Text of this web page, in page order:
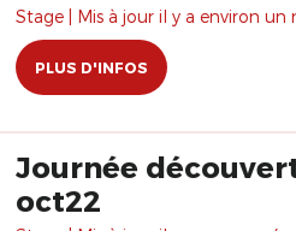
Stage | Mis à jour il y a environ un
PLUS D'INFOS
Journée
oct22